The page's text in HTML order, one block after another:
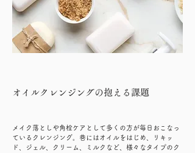
オイルクレンジングの抱える課題
メイク落としや角栓ケアとして多くの方が毎日おこなっ
ているクレンジング。巷にはオイルをはじめ、リキッ
ド、ジェル、クリーム、ミルクなど、様々なタイプのク